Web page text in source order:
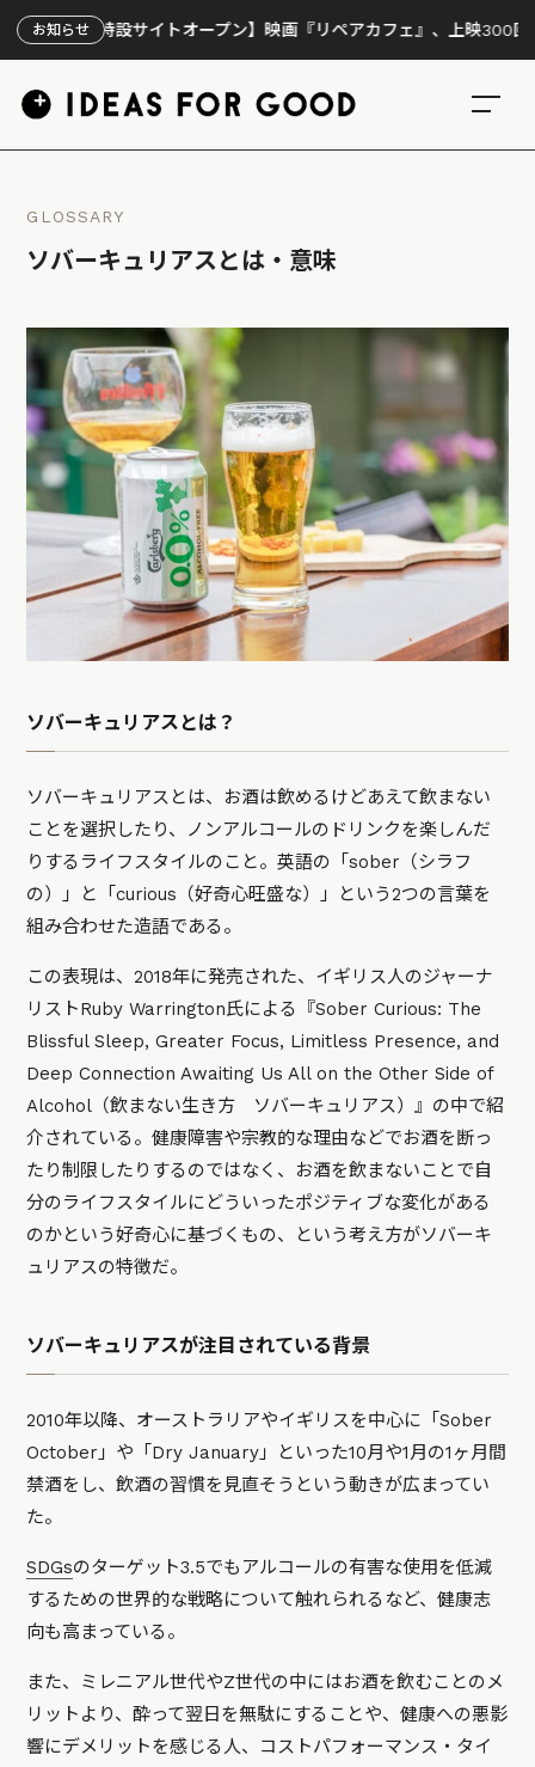
お知らせ
【特設サイトオープン】映画『リペアカフェ』、上映300回の先で見
GLOSSARY
ソバーキュリアスとは・意味
ソバーキュリアスとは？
ソバーキュリアスとは、お酒は飲めるけどあえて飲まない
ことを選択したり、ノンアルコールのドリンクを楽しんだ
りするライフスタイルのこと。英語の「sober（シラフ
の）」と「curious（好奇心旺盛な）」という2つの言葉を
組み合わせた造語である。
この表現は、2018年に発売された、イギリス人のジャーナ
リストRuby Warrington氏による『Sober Curious: The
Blissful Sleep, Greater Focus, Limitless Presence, and
Deep Connection Awaiting Us All on the Other Side of
Alcohol（飲まない生き方 ソバーキュリアス）』の中で紹
介されている。健康障害や宗教的な理由などでお酒を断っ
たり制限したりするのではなく、お酒を飲まないことで自
分のライフスタイルにどういったポジティブな変化がある
のかという好奇心に基づくもの、という考え方がソバーキ
ュリアスの特徴だ。
ソバーキュリアスが注目されている背景
2010年以降、オーストラリアやイギリスを中心に「Sober
October」や「Dry January」といった10月や1月の1ヶ月間
禁酒をし、飲酒の習慣を見直そうという動きが広まってい
た。
SDGsのターゲット3.5でもアルコールの有害な使用を低減
するための世界的な戦略について触れられるなど、健康志
向も高まっている。
また、ミレニアル世代やZ世代の中にはお酒を飲むことのメ
リットより、酔って翌日を無駄にすることや、健康への悪影
響にデメリットを感じる人、コストパフォーマンス・タイ